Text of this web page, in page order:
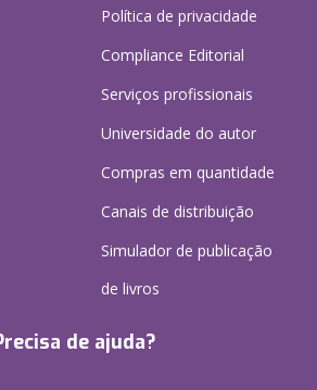
Política de privacidade
Compliance Editorial
Serviços profissionais
Universidade do autor
Compras em quantidade
Canais de distribuição
Simulador de publicação
de livros
de ajuda?